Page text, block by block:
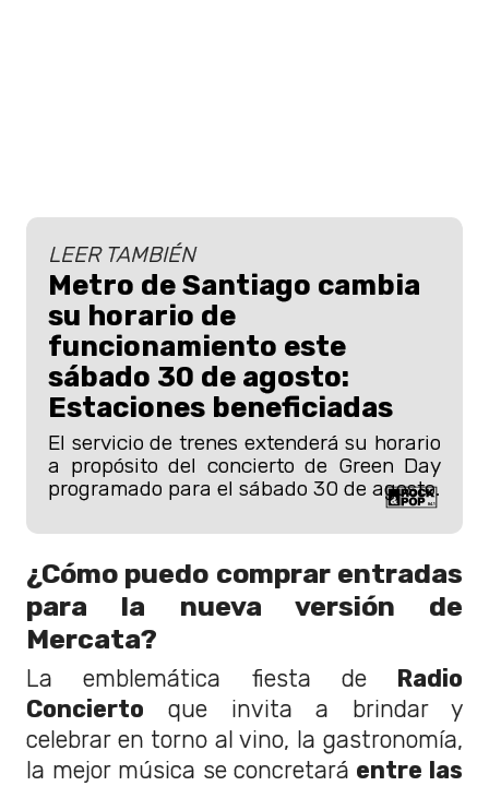
LEER TAMBIÉN
Metro de Santiago cambia
su horario de
funcionamiento este
sábado 30 de agosto:
Estaciones beneficiadas
El servicio de trenes extenderá su horario
a propósito del concierto de Green Day
programado para el sábado 30 de agosto.
¿Cómo puedo comprar entradas
para la nueva versión de
Mercata?
La emblemática fiesta deRadio
Concierto que invita a brindar y
celebrar en torno al vino, la gastronomía,
la mejor música se concretará entre las